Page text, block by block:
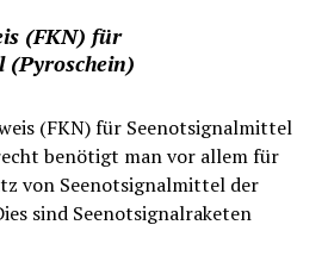
(FKN) für
(Pyroschein)
(FKN) für Seenotsignalmittel
benötigt man vor allem für
von Seenotsignalmittel der
sind Seenotsignalraketen